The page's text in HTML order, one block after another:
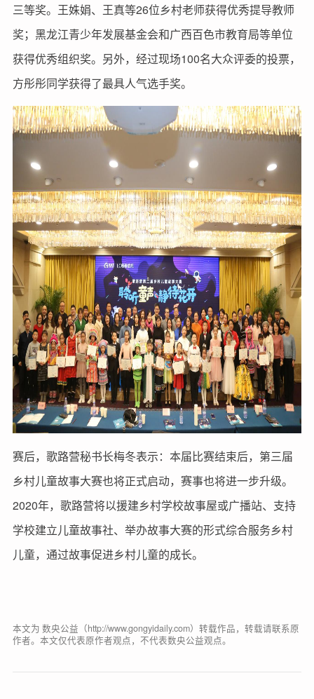
三等奖。王姝娟、王真等26位乡村老师获得优秀提导教师
奖；黑龙江青少年发展基金会和广西百色市教育局等单位
获得优秀组织奖。另外，经过现场100名大众评委的投票，
方彤彤同学获得了最具人气选手奖。
赛后，歌路营秘书长梅冬表示：本届比赛结束后，第三届
乡村儿童故事大赛也将正式启动，赛事也将进一步升级。
2020年，歌路营将以援建乡村学校故事屋或广播站、支持
学校建立儿童故事社、举办故事大赛的形式综合服务乡村
儿童，通过故事促进乡村儿童的成长。
本文为 数央公益（http://www.gongyidaily.com）转载作品，转载请联系原
作者。本文仅代表原作者观点，不代表数央公益观点。